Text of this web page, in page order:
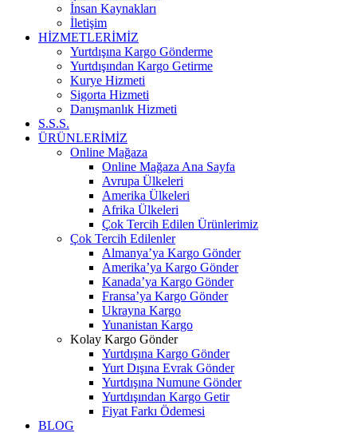
İnsan Kaynakları
İletişim
HİZMETLERİMİZ
Yurtdışına Kargo Gönderme
Yurtdışından Kargo Getirme
Kurye Hizmeti
Sigorta Hizmeti
Danışmanlık Hizmeti
S.S.S.
ÜRÜNLERİMİZ
Online Mağaza
Online Mağaza Ana Sayfa
Avrupa Ülkeleri
Amerika Ülkeleri
Afrika Ülkeleri
Çok Tercih Edilen Ürünlerimiz
Çok Tercih Edilenler
Almanya’ya Kargo Gönder
Amerika’ya Kargo Gönder
Kanada’ya Kargo Gönder
Fransa’ya Kargo Gönder
Ukrayna Kargo
Yunanistan Kargo
Kolay Kargo Gönder
Yurtdışına Kargo Gönder
Yurt Dışına Evrak Gönder
Yurtdışına Numune Gönder
Yurtdışından Kargo Getir
Fiyat Farkı Ödemesi
BLOG